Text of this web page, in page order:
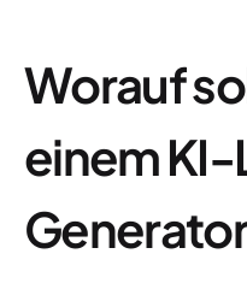
Worauf
einem